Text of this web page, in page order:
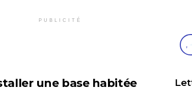
PUBLICITÉ
une base habitée
,